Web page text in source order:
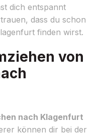
dich entspannt
dass du schon
finden wirst.
von
nach Klagenfurt
können dir bei der